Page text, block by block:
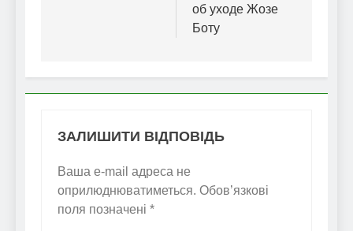
об уходе Жозе
Боту
ЗАЛИШИТИ ВІДПОВІДЬ
Ваша e-mail адреса не
оприлюднюватиметься. Обов’язкові
поля позначені *